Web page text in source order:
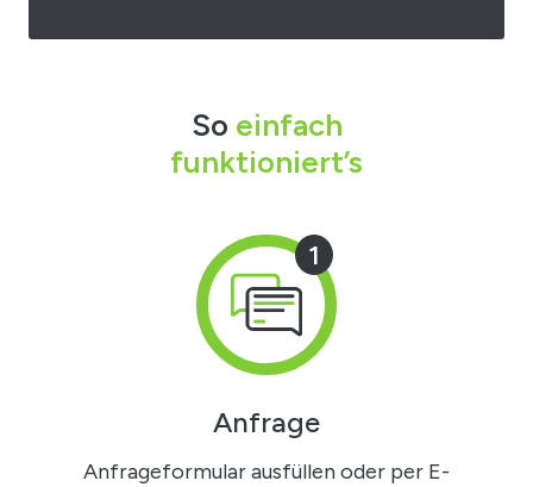
So einfach
funktioniert’s
1
Anfrage
Anfrageformular ausfüllen oder per E-